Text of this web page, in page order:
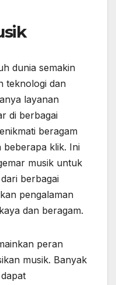
dunia semakin
teknologi dan
layanan
di berbagai
beragam
beberapa klik. Ini
musik untuk
berbagai
pengalaman
dan beragam.
peran
musik. Banyak